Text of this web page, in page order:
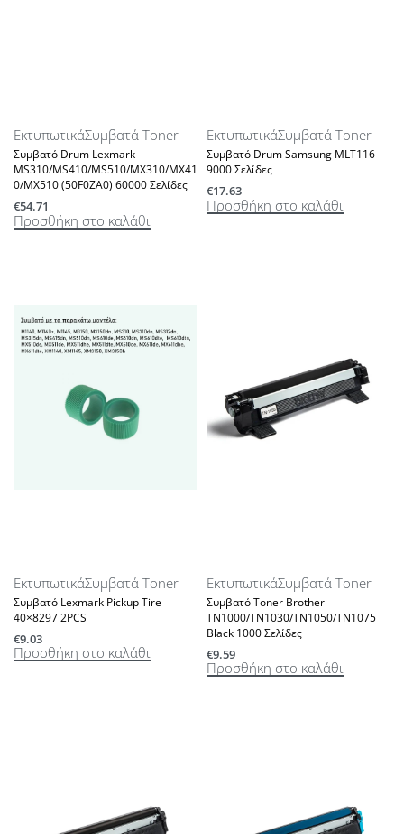
ΕκτυπωτικάΣυμβατά Toner
Συμβατό Drum Lexmark
MS310/MS410/MS510/MX310/MX41
0/MX510 (50F0ZA0) 60000 Σελίδες
€54.71
Προσθήκη στο καλάθι
ΕκτυπωτικάΣυμβατά Toner
Συμβατό Drum Samsung MLT116
9000 Σελίδες
€17.63
Προσθήκη στο καλάθι
ΕκτυπωτικάΣυμβατά Toner
Συμβατό Lexmark Pickup Tire
40×8297 2PCS
€9.03
Προσθήκη στο καλάθι
ΕκτυπωτικάΣυμβατά Toner
Συμβατό Toner Brother
TN1000/TN1030/TN1050/TN1075
Black 1000 Σελίδες
€9.59
Προσθήκη στο καλάθι